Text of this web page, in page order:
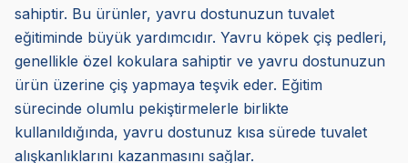
sahiptir. Bu ürünler, yavru dostunuzun tuvalet
eğitiminde büyük yardımcıdır. Yavru köpek çiş pedleri,
genellikle özel kokulara sahiptir ve yavru dostunuzun
ürün üzerine çiş yapmaya teşvik eder. Eğitim
sürecinde olumlu pekiştirmelerle birlikte
kullanıldığında, yavru dostunuz kısa sürede tuvalet
alışkanlıklarını kazanmasını sağlar.